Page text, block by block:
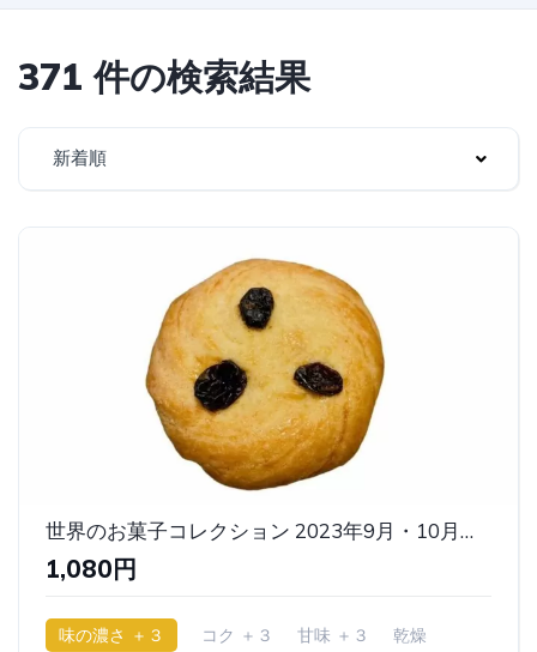
371 件の検索結果
新着順
世界のお菓子コレクション 2023年9月・10月版（ツーレカキア・スミルニス） ｜ベルン
1,080円
味の濃さ ＋３ コク ＋３ 甘味 ＋３ 乾燥